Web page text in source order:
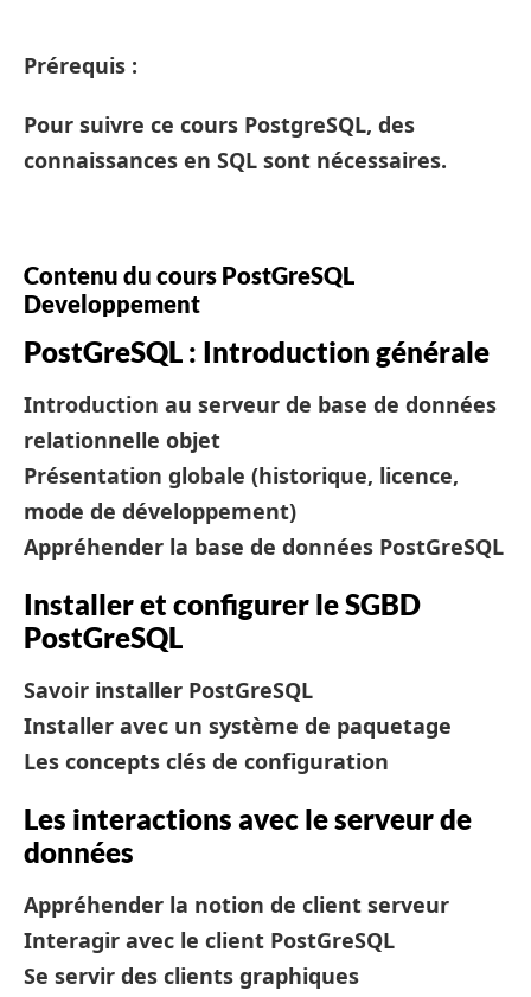
Prérequis :
Pour suivre ce cours PostgreSQL, des
connaissances en SQL sont nécessaires.
Contenu du cours PostGreSQL
Developpement
PostGreSQL : Introduction générale
Introduction au serveur de base de données
relationnelle objet
Présentation globale (historique, licence,
mode de développement)
Appréhender la base de données PostGreSQL
Installer et configurer le SGBD
PostGreSQL
Savoir installer PostGreSQL
Installer avec un système de paquetage
Les concepts clés de configuration
Les interactions avec le serveur de
données
Appréhender la notion de client serveur
Interagir avec le client PostGreSQL
Se servir des clients graphiques